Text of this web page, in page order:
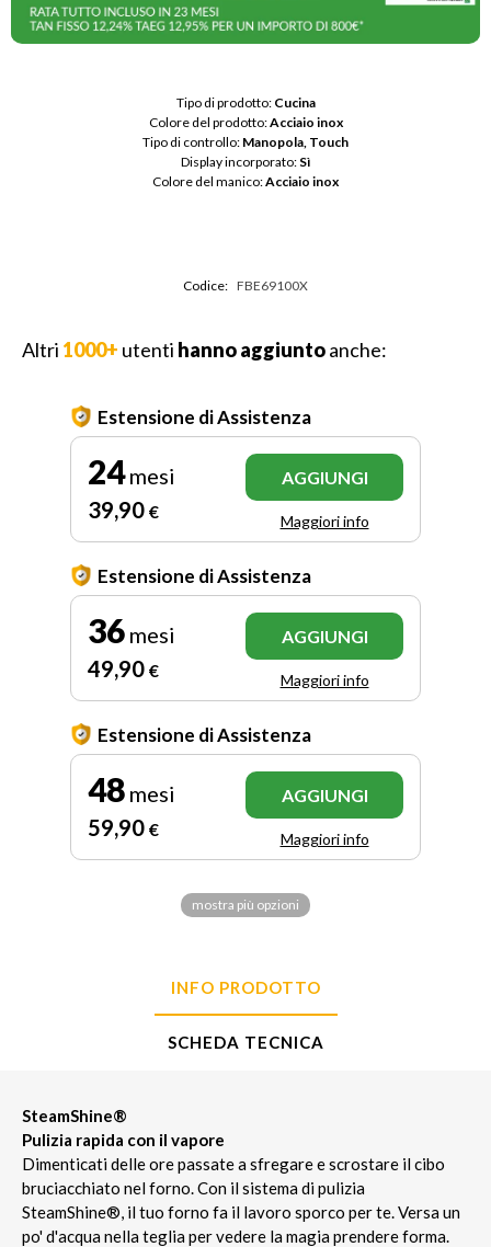
Tipo di prodotto: Cucina
Colore del prodotto: Acciaio inox
Tipo di controllo: Manopola, Touch
Display incorporato: Sì
Colore del manico: Acciaio inox
Codice: FBE69100X
Altri 1000+ utenti hanno aggiuntoanche:
Estensione di Assistenza
24mesi
39,90 €
AGGIUNGI
Maggiori info
Estensione di Assistenza
36 mesi
49,90 €
AGGIUNGI
Maggiori info
Estensione di Assistenza
48 mesi
59,90 €
AGGIUNGI
Maggiori info
mostra più opzioni
INFO PRODOTTO
SCHEDA TECNICA
SteamShine®
Pulizia rapida con il vapore
Dimenticati delle ore passate a sfregare e scrostare il cibo
bruciacchiato nel forno. Con il sistema di pulizia
SteamShine®, il tuo forno fa il lavoro sporco per te. Versa un
po' d'acqua nella teglia per vedere la magia prendere forma.